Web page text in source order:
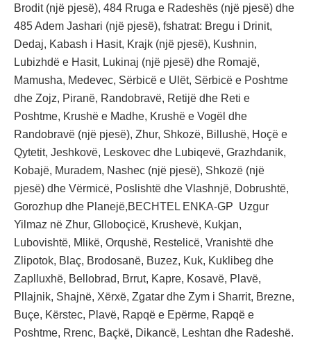
Brodit (një pjesë), 484 Rruga e Radeshës (një pjesë) dhe
485 Adem Jashari (një pjesë), fshatrat: Bregu i Drinit,
Dedaj, Kabash i Hasit, Krajk (një pjesë), Kushnin,
Lubizhdë e Hasit, Lukinaj (një pjesë) dhe Romajë,
Mamusha, Medevec, Sërbicë e Ulët, Sërbicë e Poshtme
dhe Zojz, Piranë, Randobravë, Retijë dhe Reti e
Poshtme, Krushë e Madhe, Krushë e Vogël dhe
Randobravë (një pjesë), Zhur, Shkozë, Billushë, Hoçë e
Qytetit, Jeshkovë, Leskovec dhe Lubiqevë, Grazhdanik,
Kobajë, Muradem, Nashec (një pjesë), Shkozë (një
pjesë) dhe Vërmicë, Poslishtë dhe Vlashnjë, Dobrushtë,
Gorozhup dhe Planejë,BECHTEL ENKA-GP Uzgur
Yilmaz në Zhur, Glloboçicë, Krushevë, Kukjan,
Lubovishtë, Mlikë, Orqushë, Restelicë, Vranishtë dhe
Zlipotok, Blaç, Brodosanë, Buzez, Kuk, Kuklibeg dhe
Zaplluxhë, Bellobrad, Brrut, Kapre, Kosavë, Plavë,
Pllajnik, Shajnë, Xërxë, Zgatar dhe Zym i Sharrit, Brezne,
Buçe, Kërstec, Plavë, Rapqë e Epërme, Rapqë e
Poshtme, Rrenc, Baçkë, Dikancë, Leshtan dhe Radeshë.